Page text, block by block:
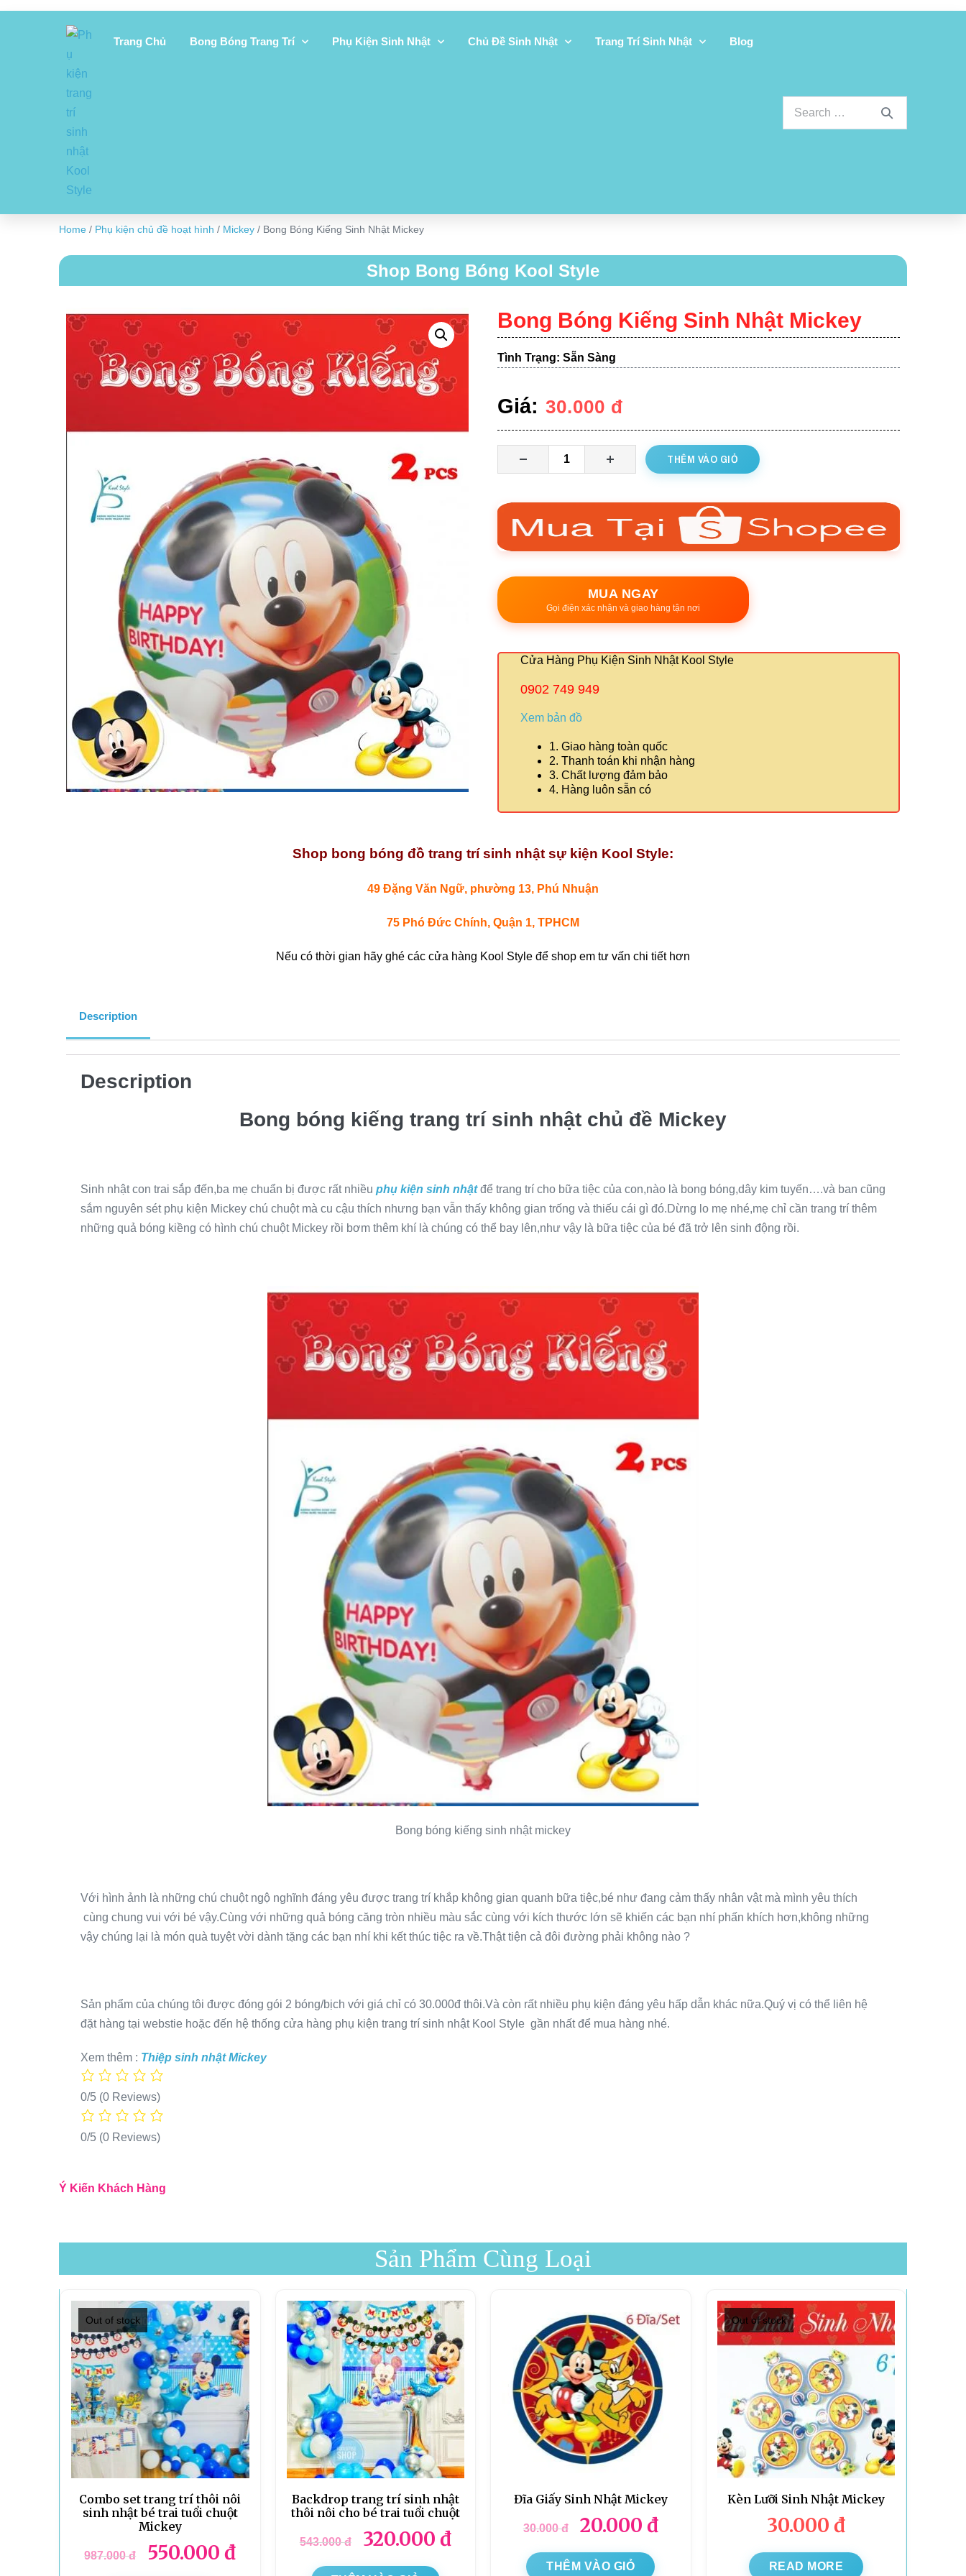
Trang Chủ Bong Bóng Trang Trí Phụ Kiện Sinh Nhật Chủ Đề Sinh Nhật Trang Trí Sinh Nhật Blog
Home / Phụ kiện chủ đề hoạt hình / Mickey / Bong Bóng Kiếng Sinh Nhật Mickey
Shop Bong Bóng Kool Style
Bong Bóng Kiếng Sinh Nhật Mickey
Tình Trạng: Sẵn Sàng
Giá: 30.000 đ
THÊM VÀO GIỎ
MUA NGAY
Gọi điện xác nhận và giao hàng tận nơi
Cửa Hàng Phụ Kiện Sinh Nhật Kool Style
0902 749 949
Xem bản đồ
1. Giao hàng toàn quốc
2. Thanh toán khi nhận hàng
3. Chất lượng đảm bảo
4. Hàng luôn sẵn có
Shop bong bóng đồ trang trí sinh nhật sự kiện Kool Style:
49 Đặng Văn Ngữ, phường 13, Phú Nhuận
75 Phó Đức Chính, Quận 1, TPHCM
Nếu có thời gian hãy ghé các cửa hàng Kool Style để shop em tư vấn chi tiết hơn
Description
Description
Bong bóng kiếng trang trí sinh nhật chủ đề Mickey
Sinh nhật con trai sắp đến,ba mẹ chuẩn bị được rất nhiều phụ kiện sinh nhậtđể trang trí cho bữa tiệc của con,nào là bong bóng,dây kim tuyến….và ban cũng
sắm nguyên sét phụ kiện Mickey chú chuột mà cu cậu thích nhưng bạn vẫn thấy không gian trống và thiếu cái gì đó.Dừng lo mẹ nhé,mẹ chỉ cần trang trí thêm
những quả bóng kiềng có hình chú chuột Mickey rồi bơm thêm khí là chúng có thể bay lên,như vậy là bữa tiệc của bé đã trở lên sinh động rồi.
Bong bóng kiếng sinh nhật mickey
Với hình ảnh là những chú chuột ngộ nghĩnh đáng yêu được trang trí khắp không gian quanh bữa tiệc,bé như đang cảm thấy nhân vật mà mình yêu thích
cùng chung vui với bé vậy.Cùng với những quả bóng căng tròn nhiều màu sắc cùng với kích thước lớn sẽ khiến các bạn nhí phấn khích hơn,không những
vậy chúng lại là món quà tuyệt vời dành tặng các bạn nhí khi kết thúc tiệc ra về.Thật tiện cả đôi đường phải không nào ?
Sản phẩm của chúng tôi được đóng gói 2 bóng/bịch với giá chỉ có 30.000đ thôi.Và còn rất nhiều phụ kiện đáng yêu hấp dẫn khác nữa.Quý vị có thể liên hệ
đặt hàng tại webstie hoặc đến hệ thống cửa hàng phụ kiện trang trí sinh nhật Kool Style gần nhất để mua hàng nhé.
Xem thêm : Thiệp sinh nhật Mickey
0/5 (0 Reviews)
0/5 (0 Reviews)
Ý Kiến Khách Hàng
Sản Phẩm Cùng Loại
Out of stock
Combo set trang trí thôi nôi
sinh nhật bé trai tuổi chuột
Mickey
987.000đ 550.000đ
Backdrop trang trí sinh nhật
thôi nôi cho bé trai tuổi chuột
543.000đ 320.000 đ
Đĩa Giấy Sinh Nhật Mickey
30.000đ 20.000 đ
THÊM VÀO GIỎ
Out of stock
Kèn Lưỡi Sinh Nhật Mickey
30.000 đ
READ MORE